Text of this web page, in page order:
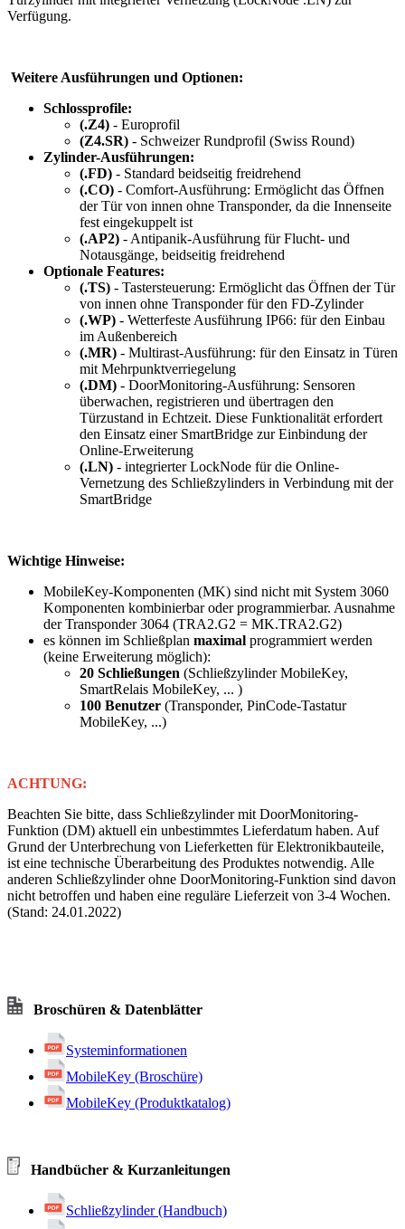
Verfügung.
Weitere Ausführungen und Optionen:
Schlossprofile:
(.Z4) - Europrofil
(Z4.SR) - Schweizer Rundprofil (Swiss Round)
Zylinder-Ausführungen:
(.FD) - Standard beidseitig freidrehend
(.CO) - Comfort-Ausführung: Ermöglicht das Öffnen
der Tür von innen ohne Transponder, da die Innenseite
fest eingekuppelt ist
(.AP2) - Antipanik-Ausführung für Flucht- und
Notausgänge, beidseitig freidrehend
Optionale Features:
(.TS) - Tastersteuerung: Ermöglicht das Öffnen der Tür
von innen ohne Transponder für den FD-Zylinder
(.WP) - Wetterfeste Ausführung IP66: für den Einbau
im Außenbereich
(.MR) - Multirast-Ausführung: für den Einsatz in Türen
mit Mehrpunktverriegelung
(.DM) - DoorMonitoring-Ausführung: Sensoren
überwachen, registrieren und übertragen den
Türzustand in Echtzeit. Diese Funktionalität erfordert
den Einsatz einer SmartBridge zur Einbindung der
Online-Erweiterung
(.LN) - integrierter LockNode für die Online-
Vernetzung des Schließzylinders in Verbindung mit der
SmartBridge
Wichtige Hinweise:
MobileKey-Komponenten (MK) sind nicht mit System 3060
Komponenten kombinierbar oder programmierbar. Ausnahme
der Transponder 3064 (TRA2.G2 = MK.TRA2.G2)
es können im Schließplan maximal programmiert werden
(keine Erweiterung möglich):
20 Schließungen (Schließzylinder MobileKey,
SmartRelais MobileKey, ... )
100 Benutzer (Transponder, PinCode-Tastatur
MobileKey, ...)
ACHTUNG:
Beachten Sie bitte, dass Schließzylinder mit DoorMonitoring-
Funktion (DM) aktuell ein unbestimmtes Lieferdatum haben. Auf
Grund der Unterbrechung von Lieferketten für Elektronikbauteile,
ist eine technische Überarbeitung des Produktes notwendig. Alle
anderen Schließzylinder ohne DoorMonitoring-Funktion sind davon
nicht betroffen und haben eine reguläre Lieferzeit von 3-4 Wochen.
(Stand: 24.01.2022)
Broschüren & Datenblätter
Systeminformationen
MobileKey (Broschüre)
MobileKey (Produktkatalog)
Handbücher & Kurzanleitungen
Schließzylinder (Handbuch)